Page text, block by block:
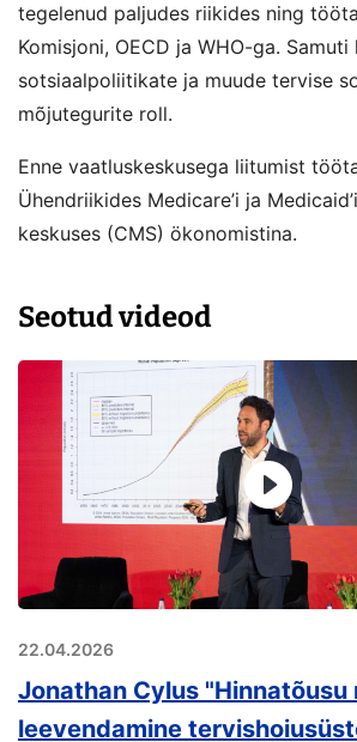
tegelenud paljudes riikides ning
Komisjoni, OECD ja WHO-ga.
sotsiaalpoliitikate ja muude tervise
mõjutegurite roll.
Enne vaatluskeskusega liitumist
Ühendriikides Medicare’i ja
keskuses (CMS) ökonomistina.
Seotud videod
22.04.2026
Jonathan Cylus "Hinnatõusu
leevendamine